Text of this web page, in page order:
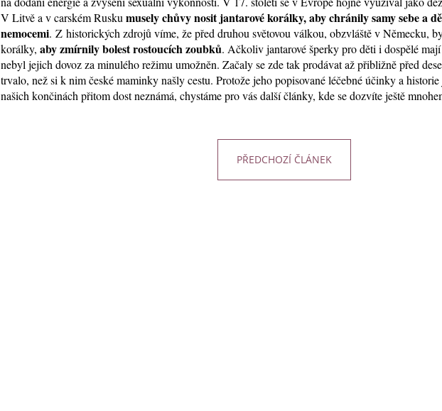
V Litvě a v carském Rusku musely chůvy nosit jantarové korálky, aby chránily samy sebe a
nemocemi. Z historických zdrojů víme, že před druhou světovou válkou, obzvláště v Německu,
korálky, aby zmírnily bolest rostoucích zoubků. Ačkoliv jantarové šperky pro děti i dospělé
nebyl jejich dovoz za minulého režimu umožněn. Začaly se zde tak prodávat až přibližně před
trvalo, než si k nim české maminky našly cestu. Protože jeho popisované léčebné účinky a
našich končinách přitom dost neznámá, chystáme pro vás další články, kde se dozvíte ještě
PŘEDCHOZÍ ČLÁNEK